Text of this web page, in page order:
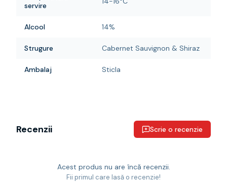
servire
Alcool 14%
Strugure Cabernet Sauvignon & Shiraz
Ambalaj Sticla
Recenzii Scrie o recenzie
Acest produs nu are încă recenzii.
Fii primul care lasă o recenzie!